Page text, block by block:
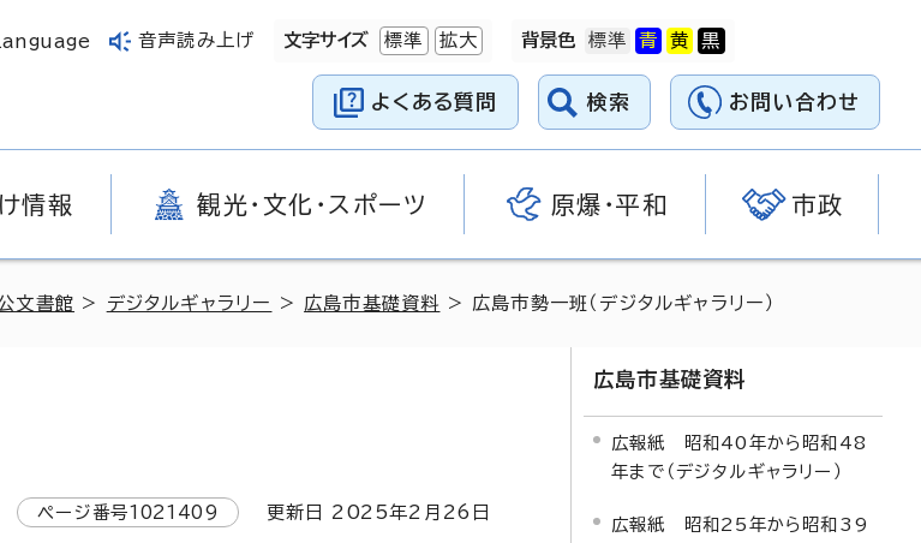
Language 音声読み上げ 文字サイズ 標準 拡大 背景色
よくある質問 検索 お問い合わせ
情報 観光・文化・スポーツ 原爆・平和 市政
文書館 > デジタルギャラリー > 広島市基礎資料 > 広島市勢一班（デジタルギャラリー）
ページ番号1021409 更新日 2025年2月 26 日
広島市基礎資料
広報紙 昭和40年から昭和48
年まで（デジタルギャラリー）
広報紙 昭和25年から昭和39